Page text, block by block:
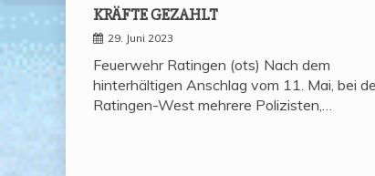
KRÄF­TE GEZAHLT
29. Juni 2023
Feuerwehr Ratingen (ots) Nach dem
hinterhältigen Anschlag vom 11. Mai, bei
Ratingen-West mehrere Polizisten,…